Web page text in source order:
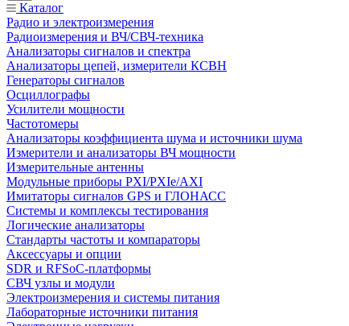
Каталог
Радио и электроизмерения
Радиоизмерения и ВЧ/СВЧ-техника
Анализаторы сигналов и спектра
Анализаторы цепей, измерители КСВН
Генераторы сигналов
Осциллографы
Усилители мощности
Частотомеры
Анализаторы коэффициента шума и источники шума
Измерители и анализаторы ВЧ мощности
Измерительные антенны
Модульные приборы PXI/PXIe/AXI
Имитаторы сигналов GPS и ГЛОНАСС
Системы и комплексы тестирования
Логические анализаторы
Стандарты частоты и компараторы
Аксессуары и опции
SDR и RFSoC‑платформы
СВЧ узлы и модули
Электроизмерения и системы питания
Лабораторные источники питания